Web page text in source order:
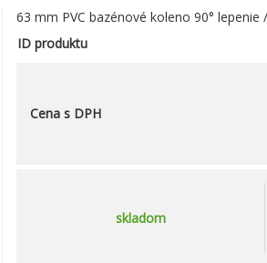
63 mm PVC bazénové koleno 90°
ID produktu
Cena s DPH
skladom